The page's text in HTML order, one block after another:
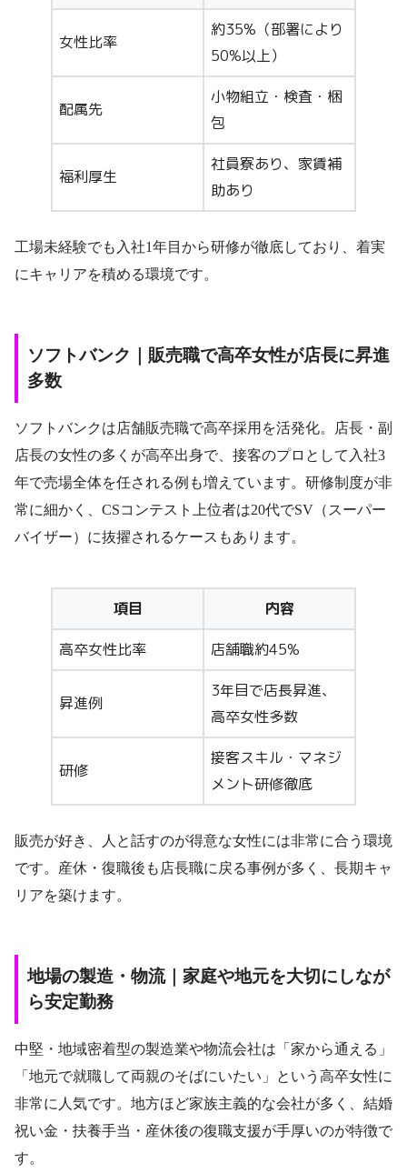
女性比率
約35%（部署により
50%以上）
配属先
小物組立・検査・梱
包
福利厚生
社員寮あり、家賃補
助あり
工場未経験でも入社1年目から研修が徹底しており、着実
にキャリアを積める環境です。
ソフトバンク｜販売職で高卒女性が店長に昇進
多数
ソフトバンクは店舗販売職で高卒採用を活発化。店長・副
店長の女性の多くが高卒出身で、接客のプロとして入社3
年で売場全体を任される例も増えています。研修制度が非
常に細かく、CSコンテスト上位者は20代でSV（スーパー
バイザー）に抜擢されるケースもあります。
項目 内容
高卒女性比率 店舗職約45%
昇進例
3年目で店長昇進、
高卒女性多数
研修
接客スキル・マネジ
メント研修徹底
販売が好き、人と話すのが得意な女性には非常に合う環境
です。産休・復職後も店長職に戻る事例が多く、長期キャ
リアを築けます。
地場の製造・物流｜家庭や地元を大切にしなが
ら安定勤務
中堅・地域密着型の製造業や物流会社は「家から通える」
「地元で就職して両親のそばにいたい」という高卒女性に
非常に人気です。地方ほど家族主義的な会社が多く、結婚
祝い金・扶養手当・産休後の復職支援が手厚いのが特徴で
す。